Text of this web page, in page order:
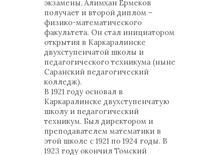
экзамены, Алимхан Ермеков
получает и второй диплом –
физико-математического
факультета. Он стал инициатором
открытия в Каркаралинске
двухступенчатой школы и
педагогического техникума (ныне
Саранский педагогический
колледж).
В 1921 году основал в
Каркаралинске двухступенчатую
школу и педагогический
техникум. Был директором и
преподавателем математики в
этой школе с 1921 по 1924 годы. В
1923 году окончил Томский